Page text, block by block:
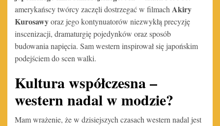
amerykańscy twórcy zaczęli dostrzegać w filmachAkiry
Kurosawyoraz jego kontynuatorów niezwykłą precyzję
inscenizacji, dramaturgię pojedynków oraz sposób
budowania napięcia. Sam western inspirował się japońskim
podejściem do scen walki.
Kultura współczesna –
western nadal w modzie?
Mam wrażenie, że w dzisiejszych czasach western nadal jest